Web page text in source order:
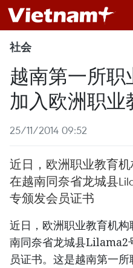
社会
越南第一所
加入欧洲职业
25/11/2014 09:52
近日，欧洲职业教育机
在越南同奈省龙城县
专颁发会员证书
近日，欧洲职业教育机
南同奈省龙城县Lilama2
员证书。这是越南第一